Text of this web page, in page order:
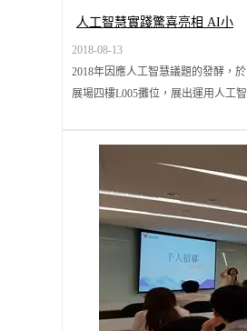
人工智慧實踐驚喜亮相 AI小
慧首登場
2018-08-13
2018年因應人工智慧議題的發酵，於
展場四樓L005攤位，展出運用人工智